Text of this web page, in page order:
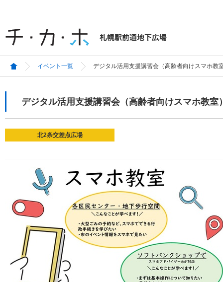
イベント一覧 デジタル活用支援講習会（高齢者向けスマホ教
デジタル活用支援講習会（高齢者向けスマホ教室
北2条交差点広場